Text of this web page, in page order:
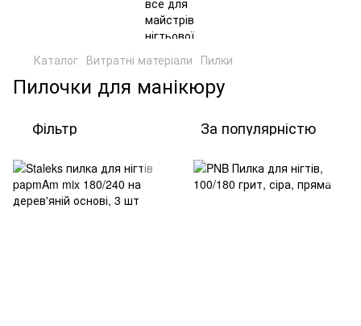
Каталог Витратні матеріали Пилки
Пилочки для манікюру
Фільтр За популярністю